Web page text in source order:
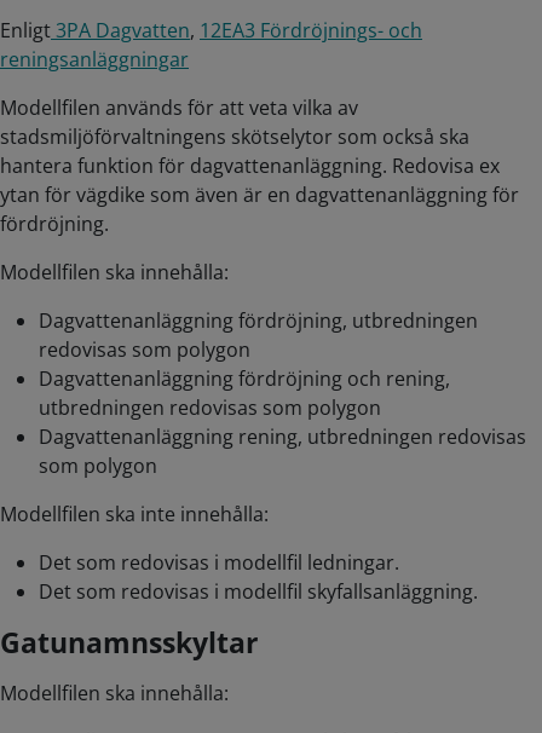
Enligt3PA Dagvatten, 12EA3 Fördröjnings- och
reningsanläggningar
Modellfilen används för att veta vilka av
stadsmiljöförvaltningens skötselytor som också ska
hantera funktion för dagvattenanläggning. Redovisa ex
ytan för vägdike som även är en dagvattenanläggning för
fördröjning.
Modellfilen ska innehålla:
Dagvattenanläggning fördröjning, utbredningen
redovisas som polygon
Dagvattenanläggning fördröjning och rening,
utbredningen redovisas som polygon
Dagvattenanläggning rening, utbredningen redovisas
som polygon
Modellfilen ska inte innehålla:
Det som redovisas i modellfil ledningar.
Det som redovisas i modellfil skyfallsanläggning.
Gatunamnsskyltar
Modellfilen ska innehålla: